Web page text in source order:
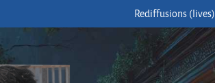
Rediffusions (lives)